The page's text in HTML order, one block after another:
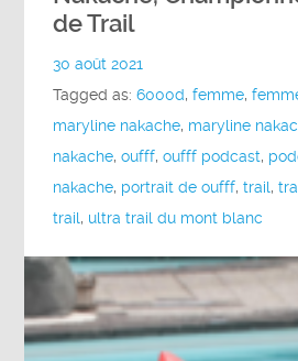
de Trail
30 août 2021
Tagged as:6000d,femme,
maryline nakache, maryline
nakache,oufff,oufff podcast,
nakache, portrait de oufff,trail,
trail, ultra trail du mont blanc